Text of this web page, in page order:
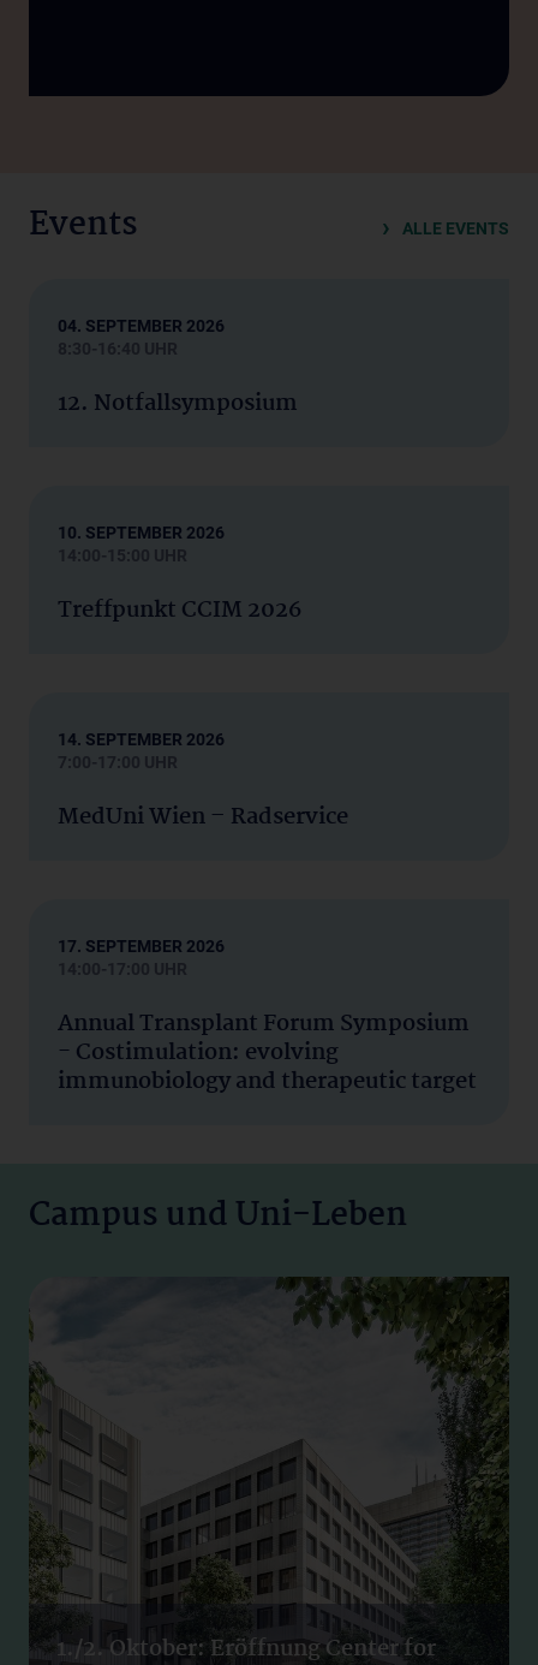
Events ALLE EVENTS
04. SEPTEMBER 2026
8:30-16:40 UHR
12. Notfallsymposium
10. SEPTEMBER 2026
14:00-15:00 UHR
Treffpunkt CCIM 2026
14. SEPTEMBER 2026
7:00-17:00 UHR
MedUni Wien – Radservice
17. SEPTEMBER 2026
14:00-17:00 UHR
Annual Transplant Forum Symposium
- Costimulation: evolving
immunobiology and therapeutic target
Campus und Uni-Leben
1./2. Oktober: Eröffnung Center for